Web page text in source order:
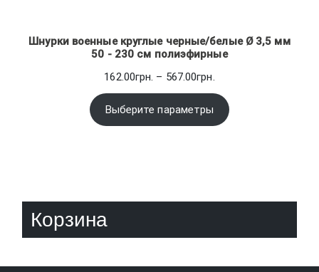
Шнурки военные круглые черные/белые Ø 3,5 мм
50 - 230 см полиэфирные
162.00грн. – 567.00грн.
цен:
162.00грн.
–
Выберите параметры
Корзина